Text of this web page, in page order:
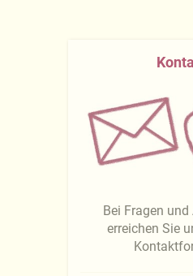
Bei Fragen
erreichen Sie